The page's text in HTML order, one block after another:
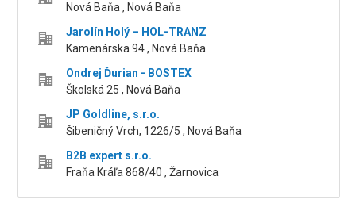
Nová Baňa , Nová Baňa
Jarolín Holý – HOL-TRANZ
Kamenárska 94 , Nová Baňa
Ondrej Ďurian - BOSTEX
Školská 25 , Nová Baňa
JP Goldline, s.r.o.
Šibeničný Vrch, 1226/5 , Nová Baňa
B2B expert s.r.o.
Fraňa Kráľa 868/40 , Žarnovica